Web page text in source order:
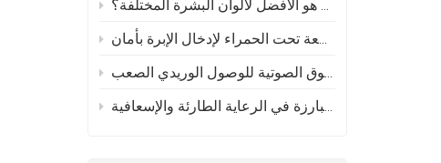
الضوء الأخضر مقابل الضوء الأحمر: أي وضع من أوضاع جهاز الكشف عن الأوردة بالإسقاط هو الأفضل لألوان البشرة المختلفة؟
كيفية تحديد موقع الأوردة باستخدام جهاز كشف الأوردة بالأشعة تحت الحمراء لإدخال الإبرة بأمان
متى يُستخدم جهاز تحديد الأوردة بالتصوير مقابل التوجيه بالموجات فوق الصوتية للوصول الوريدي الصعب
ضرورة استخدام أجهزة الكشف عن الأوردة البارزة في الرعاية الطارئة والإسعافية